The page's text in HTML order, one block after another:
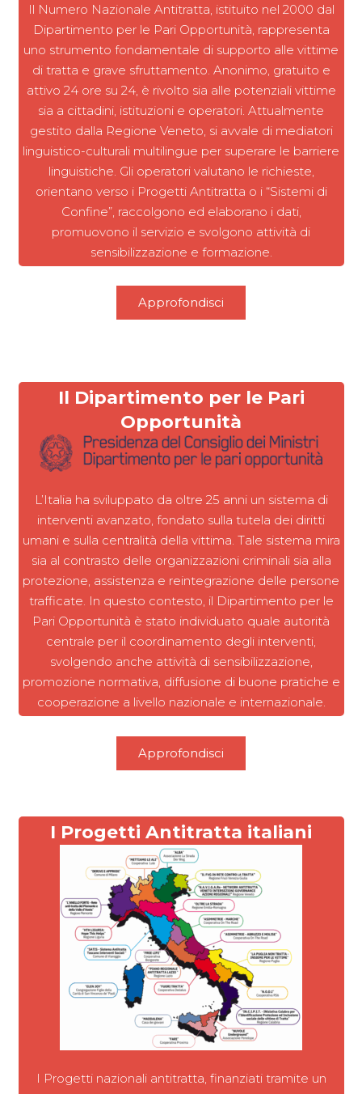
Il Numero Nazionale Antitratta, istituito nel 2000 dal
Dipartimento per le Pari Opportunità, rappresenta
uno strumento fondamentale di supporto alle vittime
di tratta e grave sfruttamento. Anonimo, gratuito e
attivo 24 ore su 24, è rivolto sia alle potenziali vittime
sia a cittadini, istituzioni e operatori. Attualmente
gestito dalla Regione Veneto, si avvale di mediatori
linguistico-culturali multilingue per superare le barriere
linguistiche. Gli operatori valutano le richieste,
orientano verso i Progetti Antitratta o i “Sistemi di
Confine”, raccolgono ed elaborano i dati,
promuovono il servizio e svolgono attività di
sensibilizzazione e formazione.
Approfondisci
Il Dipartimento per le Pari
Opportunità
L’Italia ha sviluppato da oltre 25 anni un sistema di
interventi avanzato, fondato sulla tutela dei diritti
umani e sulla centralità della vittima. Tale sistema mira
sia al contrasto delle organizzazioni criminali sia alla
protezione, assistenza e reintegrazione delle persone
trafficate. In questo contesto, il Dipartimento per le
Pari Opportunità è stato individuato quale autorità
centrale per il coordinamento degli interventi,
svolgendo anche attività di sensibilizzazione,
promozione normativa, diffusione di buone pratiche e
cooperazione a livello nazionale e internazionale.
Approfondisci
I Progetti Antitratta italiani
I Progetti nazionali antitratta, finanziati tramite un